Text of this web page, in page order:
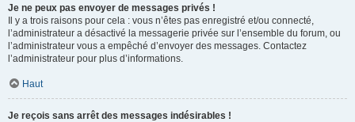
Je ne peux pas envoyer de messages privés !
Il y a trois raisons pour cela : vous n’êtes pas enregistré et/ou connecté,
l’administrateur a désactivé la messagerie privée sur l’ensemble du forum, ou
l’administrateur vous a empêché d’envoyer des messages. Contactez
l’administrateur pour plus d’informations.
Haut
Je reçois sans arrêt des messages indésirables !